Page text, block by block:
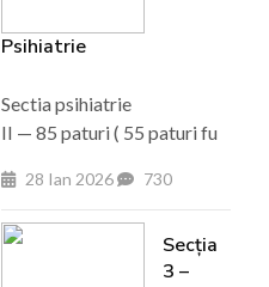
Psihiatrie
Sectia psihiatrie
II — 85 paturi ( 55 paturi fu
28 Ian 2026 730
Secția
3 –